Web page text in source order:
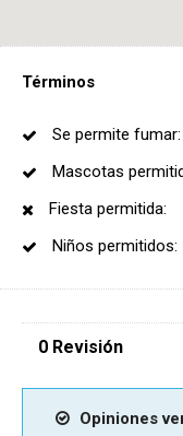
Términos
Se permite fumar:
Mascotas
Fiesta permitida:
Niños permitidos:
0 Revisión
Opiniones